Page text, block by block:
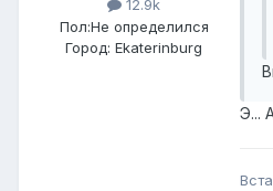
12.9k
Пол:Не определился
Город: Ekaterinburg
Э...